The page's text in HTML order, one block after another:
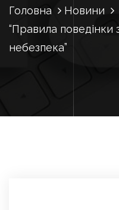
Головна
Новини
“Правила поведінки
небезпека”